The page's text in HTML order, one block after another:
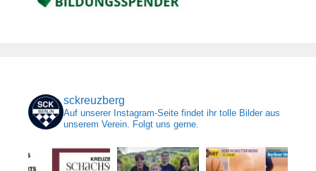
sckreuzberg
Auf unserer Instagram-Seite findet ihr tolle Bilder aus
unserem Verein. Folgt uns gerne.